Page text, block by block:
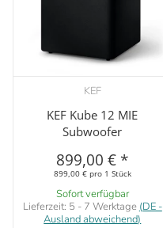
KEF
KEF Kube 12 MIE
Subwoofer
899,00 € *
899,00 € pro 1 Stück
Sofort verfügbar
Lieferzeit: 5 - 7 Werktage (DE -
Ausland abweichend)